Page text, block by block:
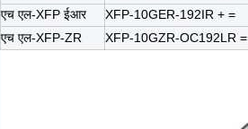
एच एल-XFP ईआर
XFP-10GER-192IR + =
एच एल-XFP-ZR
XFP-10GZR-OC192LR =